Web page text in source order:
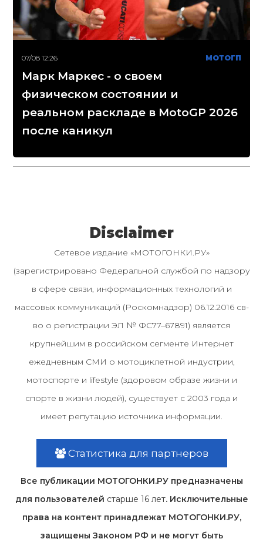
07/08 12:26 МОТОГП
Марк Маркес - о своем
физическом состоянии и
реальном раскладе в MotoGP 2026
после каникул
Disclaimer
Сетевое издание «МОТОГОНКИ.РУ»
(зарегистрировано Федеральной службой по надзору
в сфере связи, информационных технологий и
массовых коммуникаций (Роскомнадзор) 06.12.2016 св-
во о регистрации ЭЛ № ФС77–67891) является
крупнейшим в российском сегменте Интернет
ежедневным СМИ о мотоциклетной индустрии,
мотоспорте и lifestyle (здоровом образе жизни и
спорте в жизни людей), существует с 2003 года и
имеет репутацию источника информации.
Статистика для партнеров
Все публикации МОТОГОНКИ.РУ предназначены
для пользователей старше 16 лет. Исключительные
права на контент принадлежат МОТОГОНКИ.РУ,
защищены Законом РФ и не могут быть